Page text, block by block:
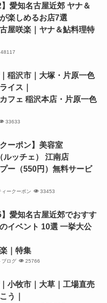
】愛知名古屋近郊 ヤナ＆
楽しめるお店7選
屋咲楽｜ヤナ＆鮎料理特
48117
稲沢市｜大塚・片原一色
イス｜
フェ 稲沢本店・片原一色
33633
クーポン】美容室
ルッチェ） 江南店
ー（550円）無料サービ
ィークーポン 33453
】愛知名古屋近郊でおすす
イベント 10選 一挙大公
｜特集
ブログ 25766
小牧市｜大草｜工場直売
う｜